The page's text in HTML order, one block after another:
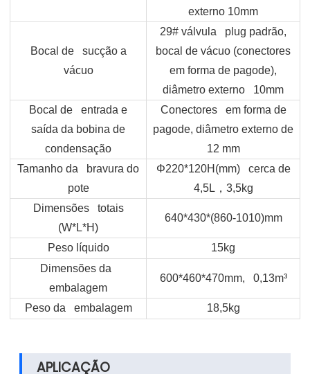
externo 10mm
Bocal de sucção a
vácuo
29# válvula plug padrão,
bocal de vácuo (conectores
em forma de pagode),
diâmetro externo 10mm
Bocal de entrada e
saída da bobina de
condensação
Conectores em forma de
pagode, diâmetro externo de
12 mm
Tamanho da bravura do
pote
Φ220*120H(mm) cerca de
4,5L ，3,5kg
Dimensões totais
(W*L*H)
640*430*(860-1010)mm
Peso líquido
15kg
Dimensões da
embalagem
600*460*470mm, 0,13m³
Peso da embalagem 18,5kg
APLICAÇÃO